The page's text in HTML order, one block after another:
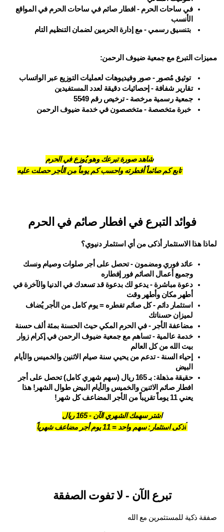
الأنسب
بتنسيق رسمي - مع إدارة الحرمين لضمان التنظيم التام
مميزات التبرع مع جمعية ضيوف الرحمن:
توثيق مُصور - صور وفيديوهات لعمليات التوزيع عبر الواتساب
تقارير شفافة - إحصائيات دقيقة لعدد المستفيدين
جمعية رسمية مرخصة - ترخيص رقم 5549
خبرة متخصصة - متخصصون في خدمة ضيوف الرحمن
شاهد صورة تبرعك وهو يُوزع في الحرم
تابع كم صائماً أفطرته واحسب كم يوماً من الأجر حصلت عليه
فوائد التبرع في افطار صائم في الحرم
لماذا هذا الاستثمار أذكى من أي استثمار دنيوي؟
وجميع أعمال الصائم فور إفطاره
أطهر مكان وأطهر وقت
لميزان حسناتك
مضاعفة الأجر - في الحرم المكي حيث الحسنة بمئة ألف حسنة
بيت الله من كل العالم
البيض
يعني 11 يوماً تقريباً من الأجر المضاعف كل شهر!
اشتر سهمك الشهري الآن - 165 ريال
أذكى استثمار: سهم واحد = 11 يوم أجر مضاعف شهرياً
تبرع الآن - لا تفوت الصفقة
صفقة ذكية للمستثمرين مع الله